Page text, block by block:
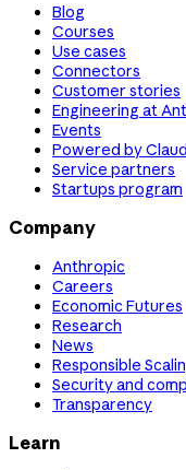
Blog
Courses
Use cases
Connectors
Customer stories
Engineering at
Events
Powered by
Service partners
Startups program
Company
Anthropic
Careers
Economic Futures
Research
News
Responsible
Security and
Transparency
Learn